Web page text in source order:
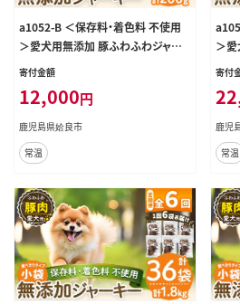
a1052-B ＜保存料・着色料 不使用
＞愛犬用無添加 豚ふわふわジャー
キー4袋(1袋50g・合計200g)【Nフー
ドッグ ペット フード エサ おやつ ご
はん 間食 ご褒美 ペット関係
寄付金額
12,000円
鹿児島県姶良市
常温
＞
キ
ドッ
はん
寄付
鹿児
常温